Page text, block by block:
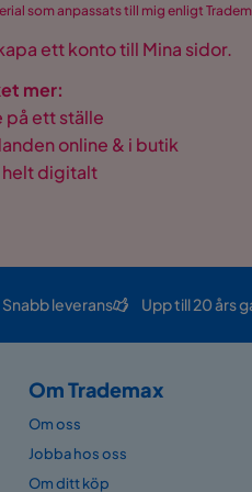
som anpassats till mig enligt
ett konto till Mina sidor.
mer:
på ett ställe
online & i butik
digitalt
Snabb leverans Upp till 20 års
Om Trademax
Om oss
Jobba hos oss
Om ditt köp